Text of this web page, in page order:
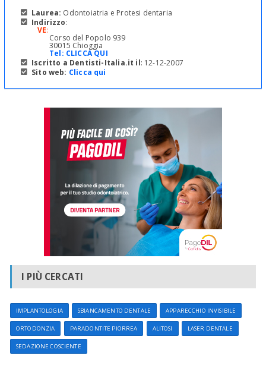
Laurea: Odontoiatria e Protesi dentaria
Indirizzo:
VE:
Corso del Popolo 939
30015 Chioggia
Tel: CLICCA QUI
Iscritto a Dentisti-Italia.it il: 12-12-2007
Sito web: Clicca qui
I PIÙ CERCATI
IMPLANTOLOGIA SBIANCAMENTO DENTALE APPARECCHIO INVISIBILE
ORTODONZIA PARADONTITE PIORREA ALITOSI LASER DENTALE
SEDAZIONE COSCIENTE